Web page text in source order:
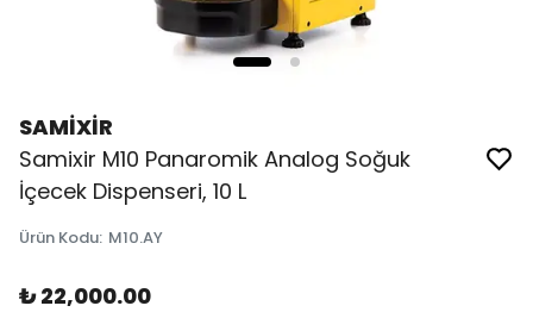
SAMİXİR
Samixir M10 Panaromik Analog Soğuk
İçecek Dispenseri, 10 L
Ürün Kodu: M10.AY
₺ 22,000.00